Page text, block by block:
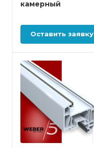
камерный
Оставить заявку